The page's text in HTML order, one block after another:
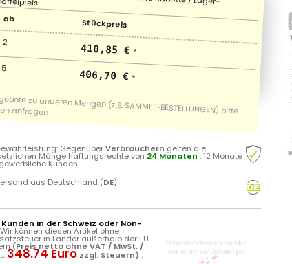
ab Stückpreis
2 410,85 € *
5 406,70 € *
GegenüberVerbrauchern gelten die
Mängelhaftungsrechte von 24 Monaten , 12 Monate
Kunden.
aus Deutschland (DE)
Kunden in der Schweiz oder Non-
Wir können diesen Artikel ohne
in Länder außerhalb der EU
(Preis netto ohne VAT / MwSt. /
348.74 Euro zzgl. Steuern) .